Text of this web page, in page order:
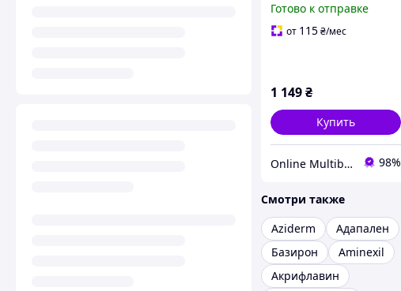
Oxantin "Легке
травлення", 60 таб.
Готово к отправке
от 115₴/мес
1 149₴
Купить
Online Multibrand Store 98%
Смотри также
Aziderm
Адапален
Базирон
Aminexil
Акрифлавин